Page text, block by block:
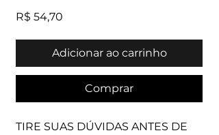
R$ 54,70
Adicionar ao carrinho
Comprar
TIRE SUAS DÚVIDAS ANTES DE